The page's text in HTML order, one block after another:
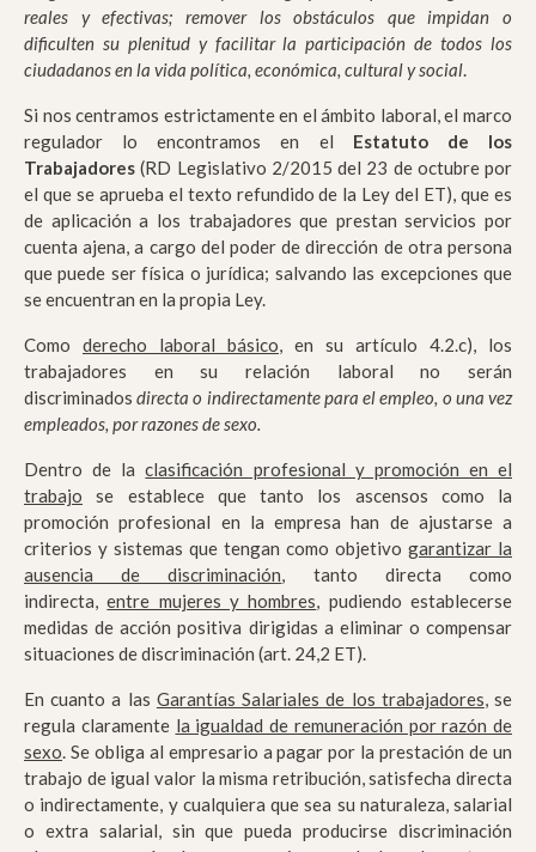
reales y efectivas; remover los obstáculos que impidan o
dificulten su plenitud y facilitar la participación de todos los
ciudadanos en la vida política, económica, cultural y social.
Si nos centramos estrictamente en el ámbito laboral, el marco
regulador lo encontramos en el Estatuto de los
Trabajadores(RD Legislativo 2/2015 del 23 de octubre por
el que se aprueba el texto refundido de la Ley del ET), que es
de aplicación a los trabajadores que prestan servicios por
cuenta ajena, a cargo del poder de dirección de otra persona
que puede ser física o jurídica; salvando las excepciones que
se encuentran en la propia Ley.
Como derecho laboral básico, en su artículo 4.2.c), los
trabajadores en su relación laboral no serán
discriminadosdirecta o indirectamente para el empleo, o una vez
empleados, por razones de sexo.
Dentro de laclasificación profesional y promoción en el
trabajo se establece que tanto los ascensos como la
promoción profesional en la empresa han de ajustarse a
criterios y sistemas que tengan como objetivo garantizar la
ausencia de discriminación, tanto directa como
indirecta,entre mujeres y hombres, pudiendo establecerse
medidas de acción positiva dirigidas a eliminar o compensar
situaciones de discriminación (art. 24,2 ET).
En cuanto a las Garantías Salariales de los trabajadores, se
regula claramente la igualdad de remuneración por razón de
sexo. Se obliga al empresario a pagar por la prestación de un
trabajo de igual valor la misma retribución, satisfecha directa
o indirectamente, y cualquiera que sea su naturaleza, salarial
o extra salarial, sin que pueda producirse discriminación